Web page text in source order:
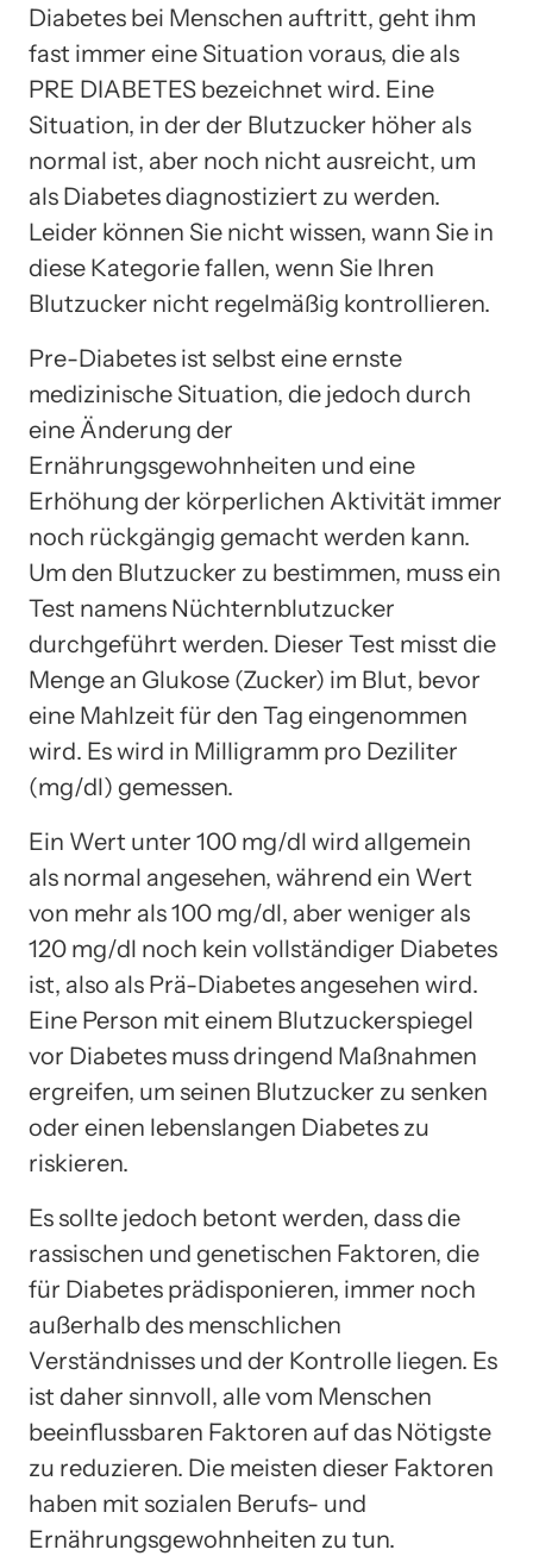
Diabetes bei Menschen auftritt, geht ihm
fast immer eine Situation voraus, die als
PRE DIABETES bezeichnet wird. Eine
Situation, in der der Blutzucker höher als
normal ist, aber noch nicht ausreicht, um
als Diabetes diagnostiziert zu werden.
Leider können Sie nicht wissen, wann Sie in
diese Kategorie fallen, wenn Sie Ihren
Blutzucker nicht regelmäßig kontrollieren.
Pre-Diabetes ist selbst eine ernste
medizinische Situation, die jedoch durch
eine Änderung der
Ernährungsgewohnheiten und eine
Erhöhung der körperlichen Aktivität immer
noch rückgängig gemacht werden kann.
Um den Blutzucker zu bestimmen, muss ein
Test namens Nüchternblutzucker
durchgeführt werden. Dieser Test misst die
Menge an Glukose (Zucker) im Blut, bevor
eine Mahlzeit für den Tag eingenommen
wird. Es wird in Milligramm pro Deziliter
(mg/dl) gemessen.
Ein Wert unter 100 mg/dl wird allgemein
als normal angesehen, während ein Wert
von mehr als 100 mg/dl, aber weniger als
120 mg/dl noch kein vollständiger Diabetes
ist, also als Prä-Diabetes angesehen wird.
Eine Person mit einem Blutzuckerspiegel
vor Diabetes muss dringend Maßnahmen
ergreifen, um seinen Blutzucker zu senken
oder einen lebenslangen Diabetes zu
riskieren.
Es sollte jedoch betont werden, dass die
rassischen und genetischen Faktoren, die
für Diabetes prädisponieren, immer noch
außerhalb des menschlichen
Verständnisses und der Kontrolle liegen. Es
ist daher sinnvoll, alle vom Menschen
beeinflussbaren Faktoren auf das Nötigste
zu reduzieren. Die meisten dieser Faktoren
haben mit sozialen Berufs- und
Ernährungsgewohnheiten zu tun.